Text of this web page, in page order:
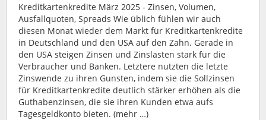
Kreditkartenkredite März 2025 - Zinsen, Volumen,
Ausfallquoten, Spreads Wie üblich fühlen wir auch
diesen Monat wieder dem Markt für Kreditkartenkredite
in Deutschland und den USA auf den Zahn. Gerade in
den USA steigen Zinsen und Zinslasten stark für die
Verbraucher und Banken. Letztere nutzten die letzte
Zinswende zu ihren Gunsten, indem sie die Sollzinsen
für Kreditkartenkredite deutlich stärker erhöhen als die
Guthabenzinsen, die sie ihren Kunden etwa aufs
Tagesgeldkonto bieten. (mehr …)